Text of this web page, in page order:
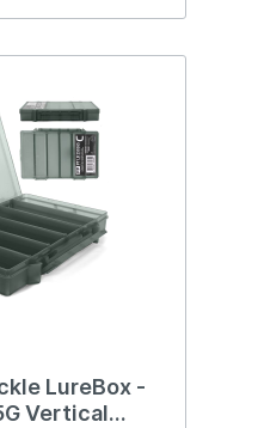
LureBox -
Vertical